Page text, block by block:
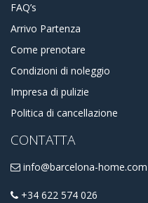
FAQ’s
Arrivo Partenza
Come prenotare
Condizioni di noleggio
Impresa di pulizie
Politica di cancellazione
CONTATTA
info@barcelona-home.com
+34 622 574 026